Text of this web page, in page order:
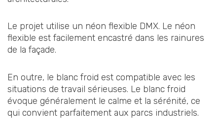
Le projet utilise un néon flexible DMX. Le néon
flexible est facilement encastré dans les rainures
de la façade.
En outre, le blanc froid est compatible avec les
situations de travail sérieuses. Le blanc froid
évoque généralement le calme et la sérénité, ce
qui convient parfaitement aux parcs industriels.